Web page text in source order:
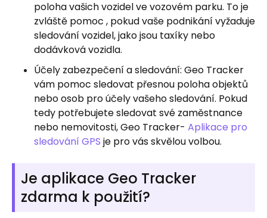
poloha vašich vozidel ve vozovém parku. To je
zvláště pomoc , pokud vaše podnikání vyžaduje
sledování vozidel, jako jsou taxíky nebo
dodávková vozidla.
Účely zabezpečení a sledování: Geo Tracker
vám pomoc sledovat přesnou poloha objektů
nebo osob pro účely vašeho sledování. Pokud
tedy potřebujete sledovat své zaměstnance
nebo nemovitosti, Geo Tracker- Aplikace pro
sledování GPS je pro vás skvělou volbou.
Je aplikace Geo Tracker
zdarma k použití?